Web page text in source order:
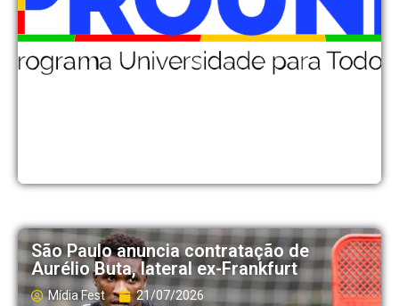
São Paulo anuncia contratação de
Aurélio Buta, lateral ex-Frankfurt
Mídia Fest 21/07/2026